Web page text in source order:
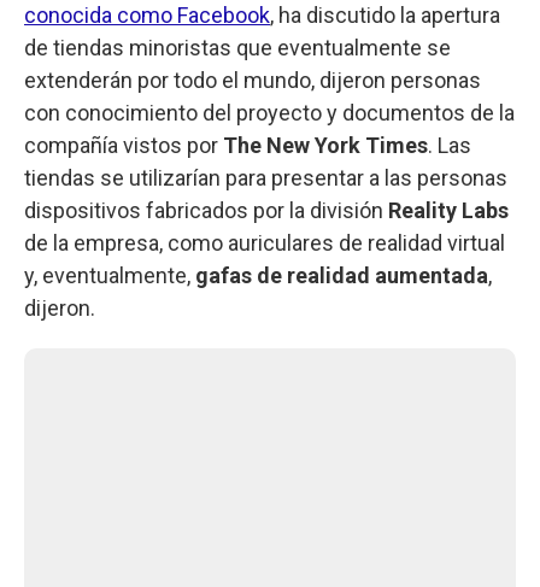
conocida como Facebook, ha discutido la apertura
de tiendas minoristas que eventualmente se
extenderán por todo el mundo, dijeron personas
con conocimiento del proyecto y documentos de la
compañía vistos por The New York Times. Las
tiendas se utilizarían para presentar a las personas
dispositivos fabricados por la división Reality Labs
de la empresa, como auriculares de realidad virtual
y, eventualmente, gafas de realidad aumentada,
dijeron.